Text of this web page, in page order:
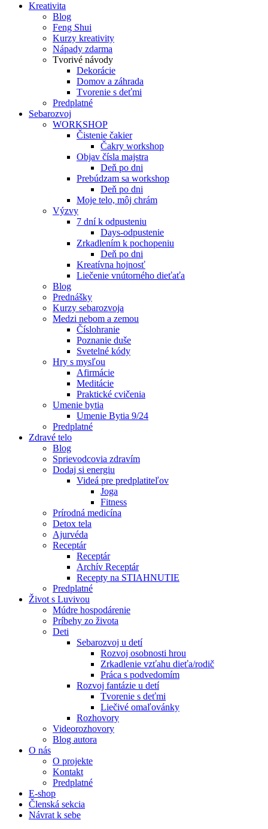
Kreativita
Blog
Feng Shui
Kurzy kreativity
Nápady zdarma
Tvorivé návody
Dekorácie
Domov a záhrada
Tvorenie s deťmi
Predplatné
Sebarozvoj
WORKSHOP
Čistenie čakier
Čakry workshop
Objav čísla majstra
Deň po dni
Prebúdzam sa workshop
Deň po dni
Moje telo, môj chrám
Výzvy
7 dní k odpusteniu
Days-odpustenie
Zrkadlením k pochopeniu
Deň po dni
Kreatívna hojnosť
Liečenie vnútorného dieťaťa
Blog
Prednášky
Kurzy sebarozvoja
Medzi nebom a zemou
Číslohranie
Poznanie duše
Svetelné kódy
Hry s mysľou
Afirmácie
Meditácie
Praktické cvičenia
Umenie bytia
Umenie Bytia 9/24
Predplatné
Zdravé telo
Blog
Sprievodcovia zdravím
Dodaj si energiu
Videá pre predplatiteľov
Joga
Fitness
Prírodná medicína
Detox tela
Ajurvéda
Receptár
Receptár
Archív Receptár
Recepty na STIAHNUTIE
Predplatné
Život s Luvivou
Múdre hospodárenie
Príbehy zo života
Deti
Sebarozvoj u detí
Rozvoj osobnosti hrou
Zrkadlenie vzťahu dieťa/rodič
Práca s podvedomím
Rozvoj fantázie u detí
Tvorenie s deťmi
Liečivé omaľovánky
Rozhovory
Videorozhovory
Blog autora
O nás
O projekte
Kontakt
Predplatné
E-shop
Členská sekcia
Návrat k sebe